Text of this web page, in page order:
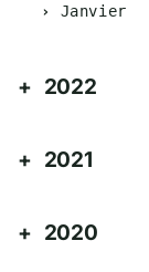
Janvier
2022
2021
2020